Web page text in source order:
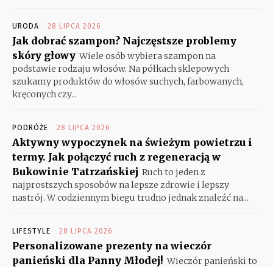
URODA 28 LIPCA 2026
Jak dobrać szampon? Najczęstsze problemy
skóry głowy Wiele osób wybiera szampon na
podstawie rodzaju włosów. Na półkach sklepowych
szukamy produktów do włosów suchych, farbowanych,
kręconych czy...
PODRÓŻE 28 LIPCA 2026
Aktywny wypoczynek na świeżym powietrzu i
termy. Jak połączyć ruch z regeneracją w
Bukowinie Tatrzańskiej Ruch to jeden z
najprostszych sposobów na lepsze zdrowie i lepszy
nastrój. W codziennym biegu trudno jednak znaleźć na...
LIFESTYLE 28 LIPCA 2026
Personalizowane prezenty na wieczór
panieński dla Panny Młodej! Wieczór panieński to